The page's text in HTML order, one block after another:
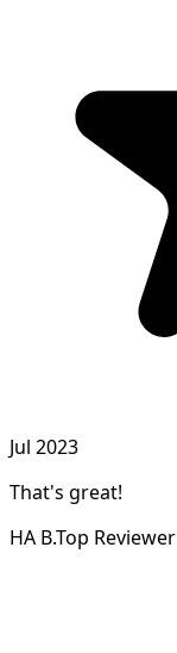
Jul 2023
That's great!
HA B.Top Reviewer